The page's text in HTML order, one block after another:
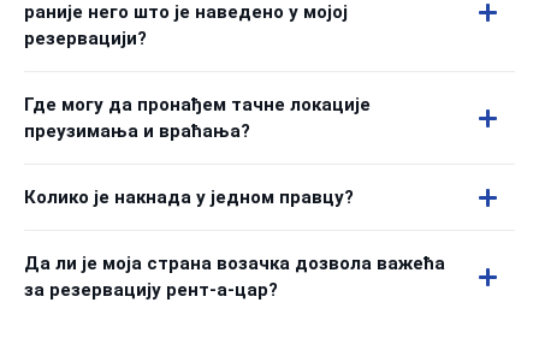
раније него што је наведено у мојој
резервацији?
Где могу да пронађем тачне локације
преузимања и враћања?
Колико је накнада у једном правцу?
Да ли је моја страна возачка дозвола важећа
за резервацију рент-а-цар?